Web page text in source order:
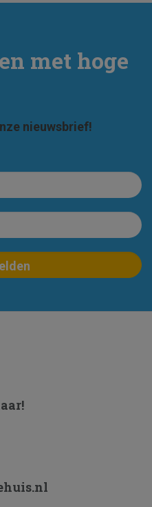
met hoge
nieuwsbrief!